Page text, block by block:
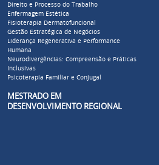
Direito e Processo do Trabalho
Enfermagem Estética
Fisioterapia Dermatofuncional
Gestão Estratégica de Negócios
Liderança Regenerativa e Performance
Humana
Neurodivergências: Compreensão e Práticas
Inclusivas
Psicoterapia Familiar e Conjugal
MESTRADO EM
DESENVOLVIMENTO REGIONAL